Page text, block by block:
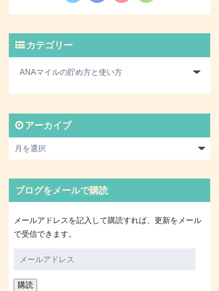
カテゴリー
アーカイブ
ブログをメールで購読
メールアドレスを記入して購読すれば、更新をメール
で受信できます。
ル